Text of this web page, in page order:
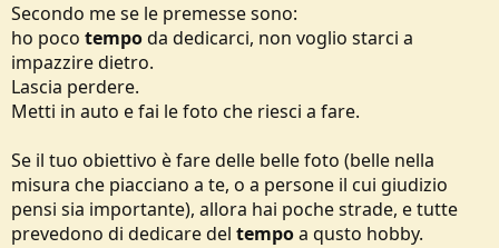
Secondo me se le premesse sono:
ho poco tempoda dedicarci, non voglio starci a
impazzire dietro.
Lascia perdere.
Metti in auto e fai le foto che riesci a fare.
Se il tuo obiettivo è fare delle belle foto (belle nella
misura che piacciano a te, o a persone il cui giudizio
pensi sia importante), allora hai poche strade, e tutte
prevedono di dedicare del tempoa qusto hobby.